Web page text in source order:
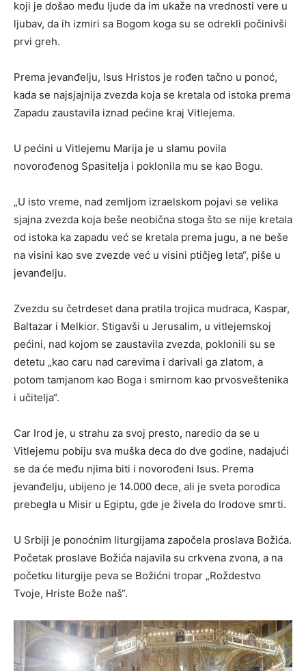
koji je došao među ljude da im ukaže na vrednosti vere u
ljubav, da ih izmiri sa Bogom koga su se odrekli počinivši
prvi greh.
Prema jevanđelju, Isus Hristos je rođen tačno u ponoć,
kada se najsjajnija zvezda koja se kretala od istoka prema
Zapadu zaustavila iznad pećine kraj Vitlejema.
U pećini u Vitlejemu Marija je u slamu povila
novorođenog Spasitelja i poklonila mu se kao Bogu.
„U isto vreme, nad zemljom izraelskom pojavi se velika
sjajna zvezda koja beše neobična stoga što se nije kretala
od istoka ka zapadu već se kretala prema jugu, a ne beše
na visini kao sve zvezde već u visini ptičjeg leta“, piše u
jevanđelju.
Zvezdu su četrdeset dana pratila trojica mudraca, Kaspar,
Baltazar i Melkior. Stigavši u Jerusalim, u vitlejemskoj
pećini, nad kojom se zaustavila zvezda, poklonili su se
detetu „kao caru nad carevima i darivali ga zlatom, a
potom tamjanom kao Boga i smirnom kao prvosveštenika
i učitelja“.
Car Irod je, u strahu za svoj presto, naredio da se u
Vitlejemu pobiju sva muška deca do dve godine, nadajući
se da će među njima biti i novorođeni Isus. Prema
jevanđelju, ubijeno je 14.000 dece, ali je sveta porodica
prebegla u Misir u Egiptu, gde je živela do Irodove smrti.
U Srbiji je ponoćnim liturgijama započela proslava Božića.
Početak proslave Božića najavila su crkvena zvona, a na
početku liturgije peva se Božićni tropar „Roždestvo
Tvoje, Hriste Bože naš“.